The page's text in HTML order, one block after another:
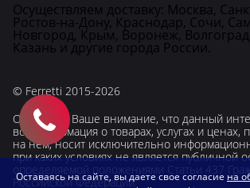
Осуществляем доставку: Москва,
Ростов-на-Дону, Краснодар, Сочи,
Новгород, Крым, Воронеж,
Казань и другие города России.
© Ferretti 2015-2026
Обращаем Ваше внимание, что данный
вся информация о товарах, услугах и ценах,
на нём, носит исключительно
при каких условиях не является публичной
определяемой положениями Статьи 437
Российской Федерации.
Оставаясь на сайте, вы даете свое согласие на